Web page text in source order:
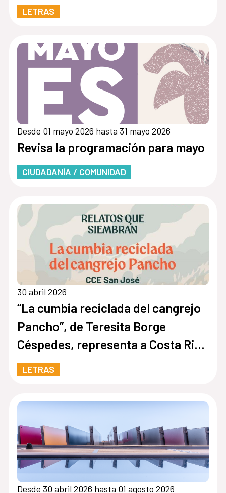
LETRAS
Desde 01 mayo 2026 hasta 31 mayo 2026
Revisa la programación para mayo
CIUDADANÍA / COMUNIDAD
30 abril 2026
“La cumbia reciclada del cangrejo
Pancho”, de Teresita Borge
Céspedes, representa a Costa Rica
en la quinta edición de Cuentos en
Red
LETRAS
Desde 30 abril 2026 hasta 01 agosto 2026